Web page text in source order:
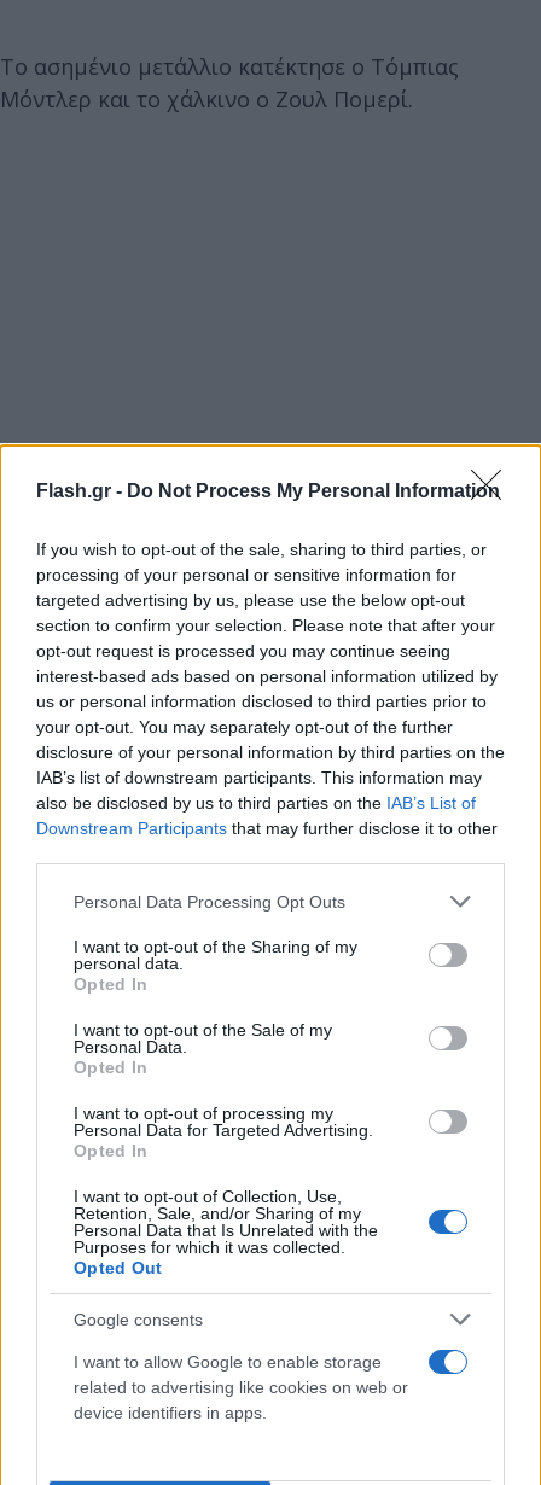
Flash.gr - Do Not Process My Personal Information
If you wish to opt-out of the sale, sharing to third parties, or
processing of your personal or sensitive information for
targeted advertising by us, please use the below opt-out
section to confirm your selection. Please note that after your
opt-out request is processed you may continue seeing
interest-based ads based on personal information utilized by
us or personal information disclosed to third parties prior to
your opt-out. You may separately opt-out of the further
disclosure of your personal information by third parties on the
IAB’s list of downstream participants. This information may
also be disclosed by us to third parties on the IAB’s List of
Downstream Participants that may further disclose it to other
Please note that this website/app uses one or more Google
not limited to your visit or usage behaviour. You may click to
grant or deny consent to Google and its third-party tags to
use your data for below specified purposes in below Google
consent section.
Personal Data Processing Opt Outs
I want to opt-out of the Sharing of my
personal data.
Opted In
I want to opt-out of the Sale of my
Personal Data.
Opted In
I want to opt-out of processing my
Personal Data for Targeted Advertising.
Opted In
I want to opt-out of Collection, Use,
Retention, Sale, and/or Sharing of my
Personal Data that Is Unrelated with the
Purposes for which it was collected.
Opted Out
Google consents
I want to allow Google to enable storage
related to advertising like cookies on web or
device identifiers in apps.
Το ασημένιο μετάλλιο κατέκτησε ο Τόμπιας
Μόντλερ και το χάλκινο ο Ζουλ Πομερί.
Δείτε τις δηλώσεις του Έλληνα αθλητή μετά
την τελετή απονομής.
«Έχω βρεθεί σε πολλές απονομές μέχρι τώρα στην
καριέρα μου και έχω ακούσει πολλές φορές τον
αλλά εγώ θα προτιμούσα να είμαστε στο στάδιο»